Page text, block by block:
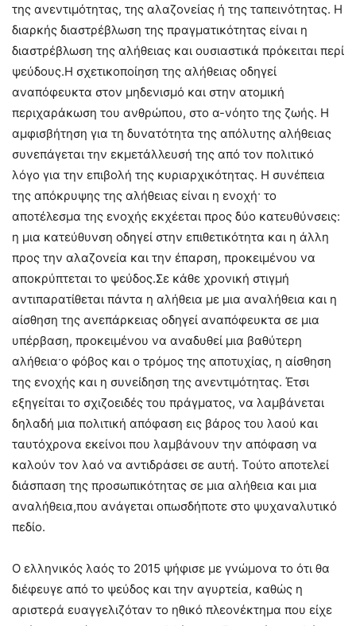
της ανεντιμότητας, της αλαζονείας ή της ταπεινότητας. Η
διαρκής διαστρέβλωση της πραγματικότητας είναι η
διαστρέβλωση της αλήθειας και ουσιαστικά πρόκειται περί
ψεύδους.Η σχετικοποίηση της αλήθειας οδηγεί
αναπόφευκτα στον μηδενισμό και στην ατομική
περιχαράκωση του ανθρώπου, στο α-νόητο της ζωής. Η
αμφισβήτηση για τη δυνατότητα της απόλυτης αλήθειας
συνεπάγεται την εκμετάλλευσή της από τον πολιτικό
λόγο για την επιβολή της κυριαρχικότητας. Η συνέπεια
της απόκρυψης της αλήθειας είναι η ενοχή· το
αποτέλεσμα της ενοχής εκχέεται προς δύο κατευθύνσεις:
η μια κατεύθυνση οδηγεί στην επιθετικότητα και η άλλη
προς την αλαζονεία και την έπαρση, προκειμένου να
αποκρύπτεται το ψεύδος.Σε κάθε χρονική στιγμή
αντιπαρατίθεται πάντα η αλήθεια με μια αναλήθεια και η
αίσθηση της ανεπάρκειας οδηγεί αναπόφευκτα σε μια
υπέρβαση, προκειμένου να αναδυθεί μια βαθύτερη
αλήθεια·ο φόβος και ο τρόμος της αποτυχίας, η αίσθηση
της ενοχής και η συνείδηση της ανεντιμότητας. Έτσι
εξηγείται το σχιζοειδές του πράγματος, να λαμβάνεται
δηλαδή μια πολιτική απόφαση εις βάρος του λαού και
ταυτόχρονα εκείνοι που λαμβάνουν την απόφαση να
καλούν τον λαό να αντιδράσει σε αυτή. Τούτο αποτελεί
διάσπαση της προσωπικότητας σε μια αλήθεια και μια
αναλήθεια,που ανάγεται οπωσδήποτε στο ψυχαναλυτικό
πεδίο.
Ο ελληνικός λαός το 2015 ψήφισε με γνώμονα το ότι θα
διέφευγε από το ψεύδος και την αγυρτεία, καθώς η
αριστερά ευαγγελιζόταν το ηθικό πλεονέκτημα που είχε